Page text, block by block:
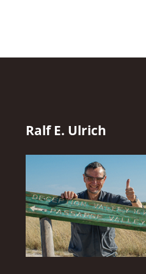
Ralf E. Ulrich